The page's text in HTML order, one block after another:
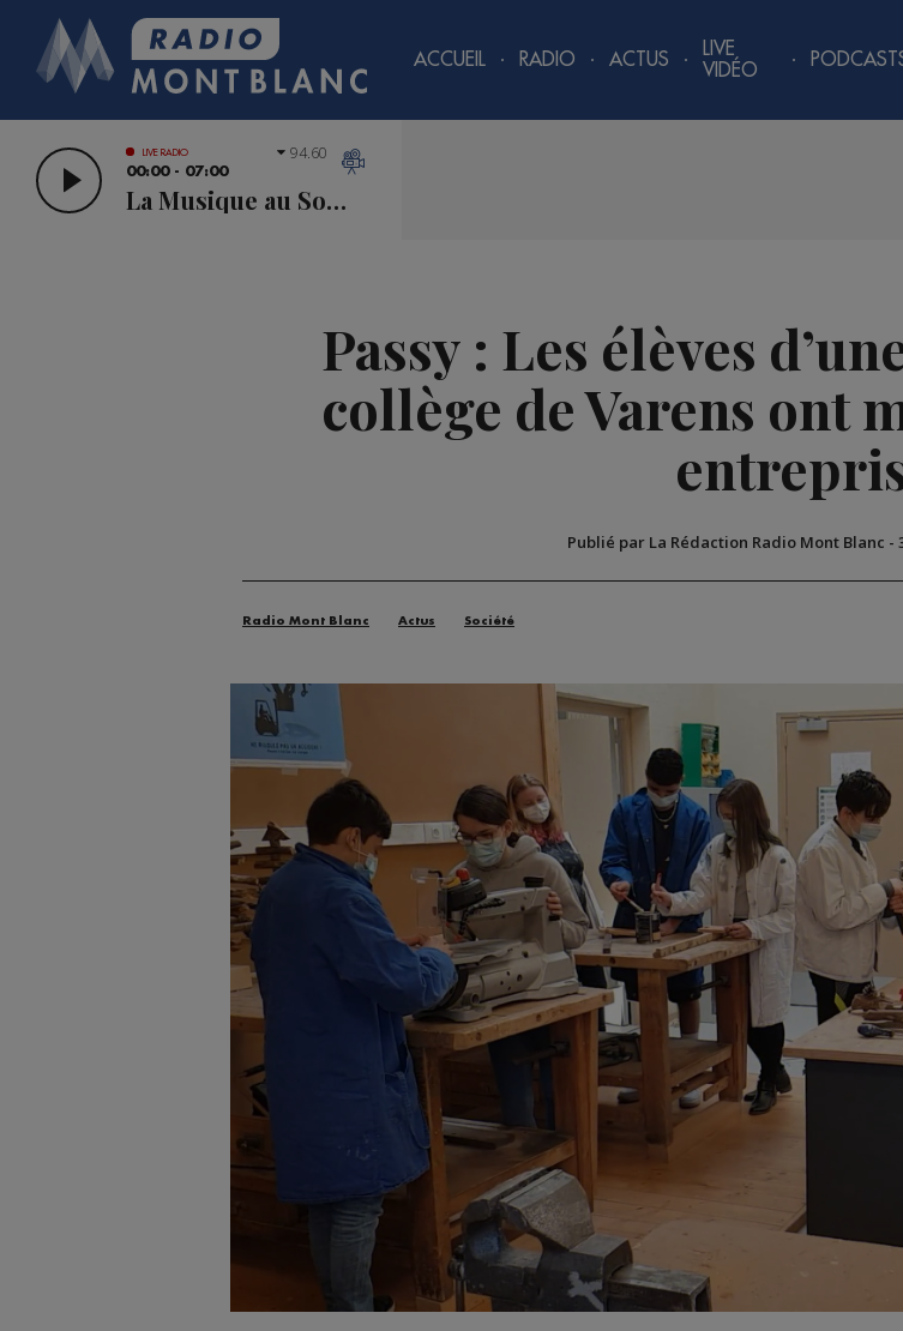
ACCUEIL RADIO ACTUS
LIVE
VIDÉO
LIVE RADIO
00:00 - 07:00
La Musique au Sommet
94.60
Passy : Les élèves
collège de Varens ont
Publié par La Rédaction Radio Mont Blanc -
Radio Mont Blanc Actus Société